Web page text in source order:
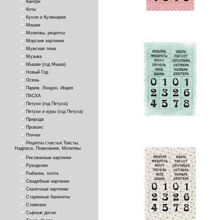
Кантри
Коты
Кухня и Кулинария
Мишки
Молитвы, рецепты
Морские картинки
Мужская тема
Музыка
Мышки (год Мыши)
Новый Год
Осень
Париж, Лондон, Индия
ПАСХА
Петухи (год Петуха)
Петухи и куры (год Петуха)
Природа
Прованс
Птички
Рецепты счастья,Тексты,
Надписи, Пожелания, Молитвы
Рисованные картинки
Рукоделие
Рыбалка, охота
Свадебные картинки
Сказочные картинки
Старинные банкноты
Стимпанк
Сырные доски